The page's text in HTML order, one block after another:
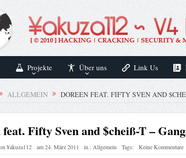
Projekte Über uns Link Us
ALLGEMEIN DOREEN FEAT. FIFTY SVEN AND
feat. Fifty Sven and $cheiß-T –
¥akuza112 am24. März 2011 in :Allgemein Tags: Keine Kommentare